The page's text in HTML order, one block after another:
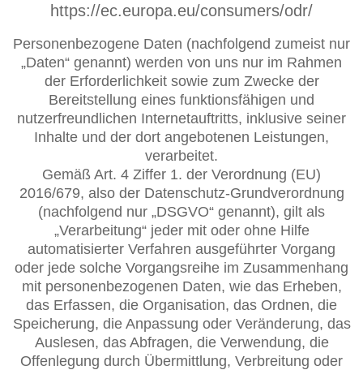
https://ec.europa.eu/consumers/odr/
Personenbezogene Daten (nachfolgend zumeist nur
„Daten“ genannt) werden von uns nur im Rahmen
der Erforderlichkeit sowie zum Zwecke der
Bereitstellung eines funktionsfähigen und
nutzerfreundlichen Internetauftritts, inklusive seiner
Inhalte und der dort angebotenen Leistungen,
verarbeitet.
Gemäß Art. 4 Ziffer 1. der Verordnung (EU)
2016/679, also der Datenschutz-Grundverordnung
(nachfolgend nur „DSGVO“ genannt), gilt als
„Verarbeitung“ jeder mit oder ohne Hilfe
automatisierter Verfahren ausgeführter Vorgang
oder jede solche Vorgangsreihe im Zusammenhang
mit personenbezogenen Daten, wie das Erheben,
das Erfassen, die Organisation, das Ordnen, die
Speicherung, die Anpassung oder Veränderung, das
Auslesen, das Abfragen, die Verwendung, die
Offenlegung durch Übermittlung, Verbreitung oder